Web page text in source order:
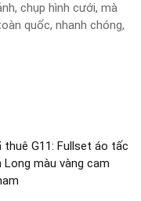
chụp hình cưới, mà
quốc, nhanh chóng,